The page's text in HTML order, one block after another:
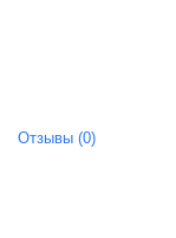
Отзывы (0)